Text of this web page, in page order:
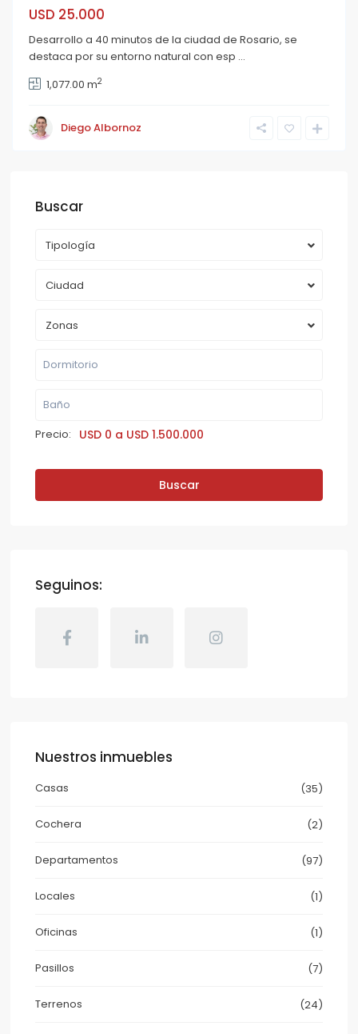
USD 25.000
Desarrollo a 40 minutos de la ciudad de Rosario, se
destaca por su entorno natural con esp ...
1,077.00 m2
Diego Albornoz
Buscar
Tipología
Ciudad
Zonas
Precio: USD 0 a USD 1.500.000
Buscar
Seguinos:
Nuestros inmuebles
Casas (35)
Cochera (2)
Departamentos (97)
Locales (1)
Oficinas (1)
Pasillos (7)
Terrenos (24)